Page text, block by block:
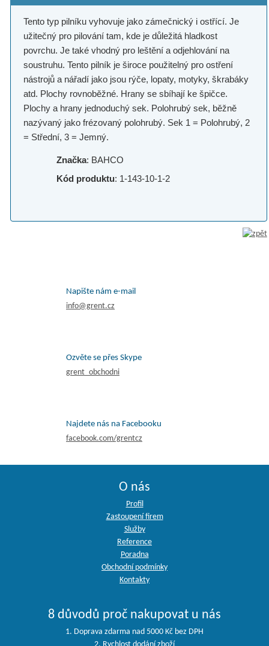
Tento typ pilníku vyhovuje jako zámečnický i ostřící. Je
užitečný pro pilování tam, kde je důležitá hladkost
povrchu. Je také vhodný pro leštění a odjehlování na
soustruhu. Tento pilník je široce použitelný pro ostření
nástrojů a nářadí jako jsou rýče, lopaty, motyky, škrabáky
atd. Plochy rovnoběžné. Hrany se sbíhají ke špičce.
Plochy a hrany jednoduchý sek. Polohrubý sek, běžně
nazývaný jako frézovaný polohrubý. Sek 1 = Polohrubý, 2
= Střední, 3 = Jemný.
Značka: BAHCO
Kód produktu: 1-143-10-1-2
Napište nám e-mail
info@grent.cz
Ozvěte se přes Skype
grent_obchodni
Najdete nás na Facebooku
facebook.com/grentcz
O nás
Profil
Zastoupení firem
Služby
Reference
Poradna
Obchodní podmínky
Kontakty
8 důvodů proč nakupovat u nás
1. Doprava zdarma nad 5000 Kč bez DPH